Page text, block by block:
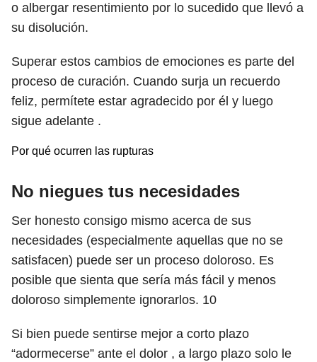
o albergar resentimiento por lo sucedido que llevó a
su disolución.
Superar estos cambios de emociones es parte del
proceso de curación. Cuando surja un recuerdo
feliz, permítete estar agradecido por él y luego
sigue adelante .
Por qué ocurren las rupturas
No niegues tus necesidades
Ser honesto consigo mismo acerca de sus
necesidades (especialmente aquellas que no se
satisfacen) puede ser un proceso doloroso. Es
posible que sienta que sería más fácil y menos
doloroso simplemente ignorarlos. 10
Si bien puede sentirse mejor a corto plazo
“adormecerse” ante el dolor , a largo plazo solo le